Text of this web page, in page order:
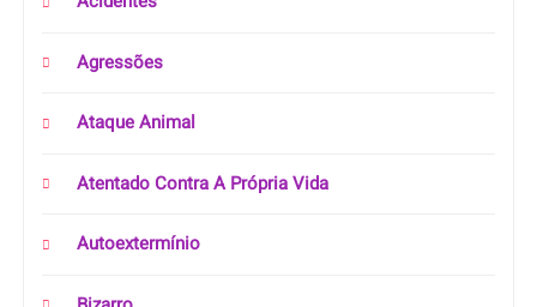
Agressões
Ataque Animal
Atentado Contra A Própria Vida
Autoextermínio